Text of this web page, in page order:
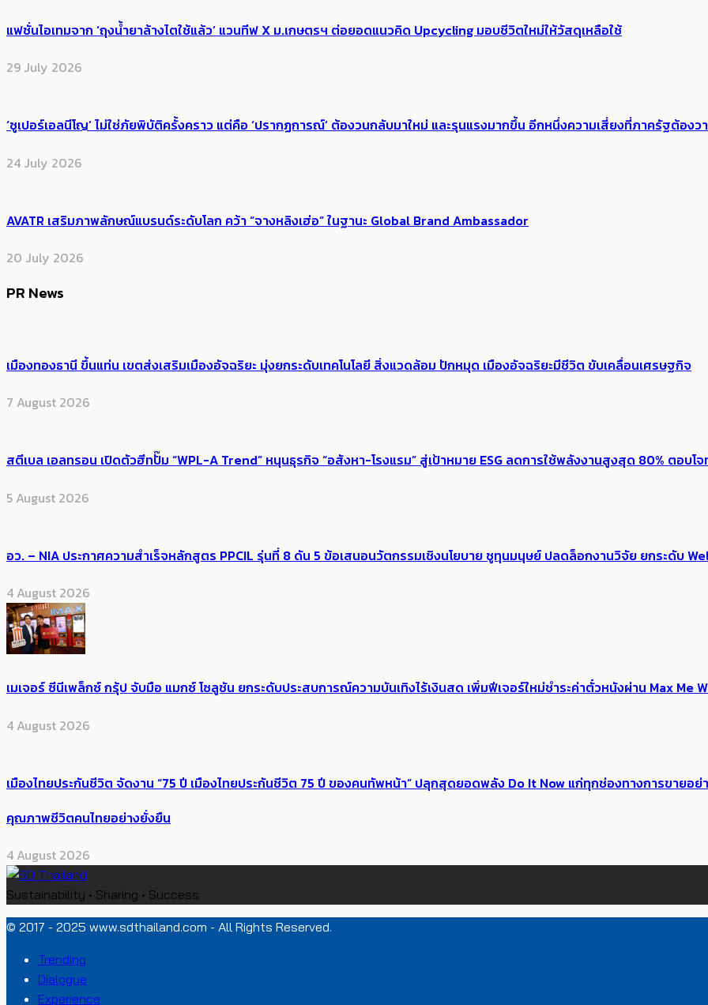
แฟชั่นไอเทมจาก ‘ถุงน้ำยาล้างไตใช้แล้ว’ แวนทีฟ X ม.เกษตรฯ ต่อยอดแนวคิด Upcycling มอบชีวิตใหม่ให้วัสดุเหลือใช้
29 July 2026
‘ซูเปอร์เอลนีโญ’ ไม่ใช่ภัยพิบัติครั้งคราว แต่คือ ‘ปรากฏการณ์’ ​ต้อง​วนกลับมาใหม่ และรุนแรงมากขึ้น อีกหนึ่งความเสี่ยงที่ภาครัฐต้อง
24 July 2026
AVATR เสริมภาพลักษณ์แบรนด์ระดับโลก คว้า “จางหลิงเฮ่อ” ในฐานะ Global Brand Ambassador
20 July 2026
PR News
เมืองทองธานี ขึ้นแท่น เขตส่งเสริมเมืองอัจฉริยะ มุ่งยกระดับเทคโนโลยี สิ่งแวดล้อม ปักหมุด เมืองอัจฉริยะมีชีวิต ขับเคลื่อนเศรษฐกิจ
7 August 2026
สตีเบล เอลทรอน เปิดตัวฮีทปั๊ม “WPL-A Trend” หนุนธุรกิจ “อสังหา-โรงแรม” สู่เป้าหมาย ESG ลดการใช้พลังงานสูงสุด 80% ตอบโ
5 August 2026
อว. – NIA ประกาศความสำเร็จหลักสูตร PPCIL รุ่นที่ 8 ดัน 5 ข้อเสนอนวัตกรรมเชิงนโยบาย ชูทุนมนุษย์ ปลดล็อกงานวิจัย ยกระดับ
4 August 2026
เมเจอร์ ซีนีเพล็กซ์ กรุ้ป จับมือ แมกซ์ โซลูชัน ยกระดับประสบการณ์ความบันเทิงไร้เงินสด เพิ่มฟีเจอร์ใหม่ชำระค่าตั๋วหนังผ่าน Max
4 August 2026
เมืองไทยประกันชีวิต จัดงาน “75 ปี เมืองไทยประกันชีวิต 75 ปี ของคนทัพหน้า” ปลุกสุดยอดพลัง Do It Now แก่ทุกช่องทางการขาย
คุณภาพชีวิตคนไทยอย่างยั่งยืน
4 August 2026
Sustainability • Sharing • Success
© 2017 - 2025 www.sdthailand.com - All Rights Reserved.
Trending
Dialogue
Experience